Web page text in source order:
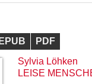
EPUB
PDF
Sylvia Löhken
LEISE